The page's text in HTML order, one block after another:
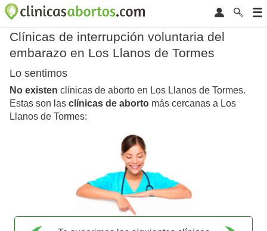
Clínicas de interrupción voluntaria del
embarazo en Los Llanos de Tormes
Lo sentimos
No existen clínicas de aborto en Los Llanos de Tormes.
Estas son las clínicas de aborto más cercanas a Los
Llanos de Tormes: